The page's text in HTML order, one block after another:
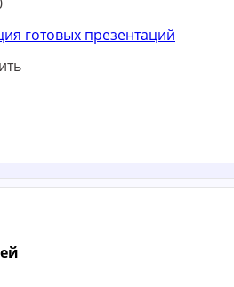
готовых презентаций